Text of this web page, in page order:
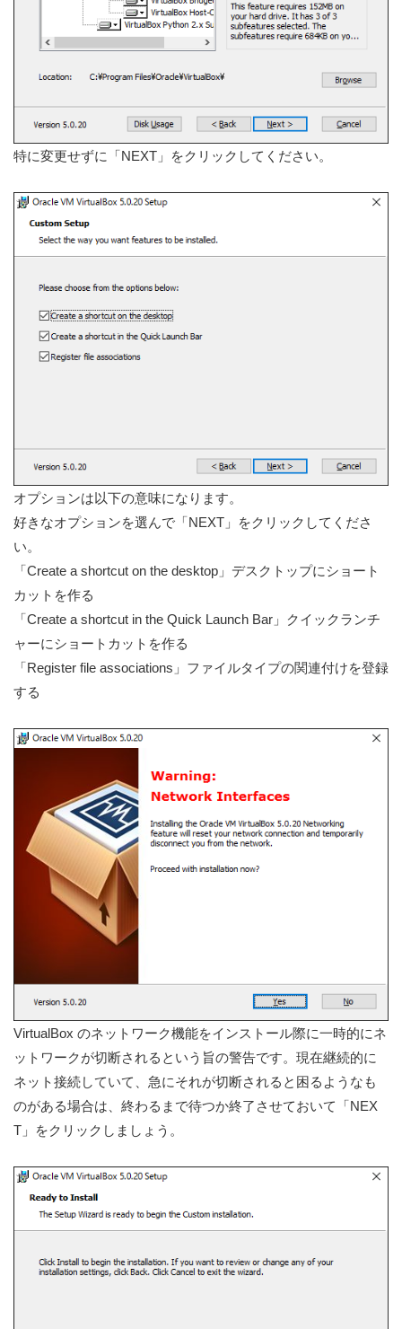
特に変更せずに「NEXT」をクリックしてください。
オプションは以下の意味になります。
好きなオプションを選んで「NEXT」をクリックしてくださ
い。
「Create a shortcut on the desktop」デスクトップにショート
カットを作る
「Create a shortcut in the Quick Launch Bar」クイックランチ
ャーにショートカットを作る
「Register file associations」ファイルタイプの関連付けを登録
する
VirtualBox のネットワーク機能をインストール際に一時的にネ
ットワークが切断されるという旨の警告です。現在継続的に
ネット接続していて、急にそれが切断されると困るようなも
のがある場合は、終わるまで待つか終了させておいて「NEX
T」をクリックしましょう。